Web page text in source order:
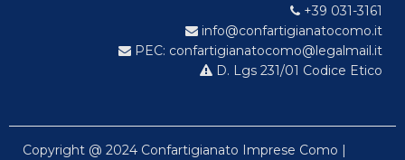
+39 031-3161
info@confartigianatocomo.it
PEC: confartigianatocomo@legalmail.it
D. Lgs 231/01 Codice Etico
Copyright @ 2024 Confartigianato Imprese Como |